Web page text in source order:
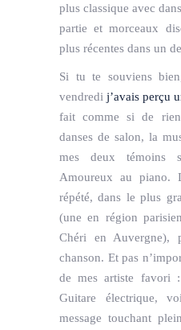
plus classique avec
partie et morceaux
plus récentes dans un
Si tu te souviens
vendredi j’avais perçu
fait comme si de
danses de salon, la
mes deux
Amoureux au piano.
répété, dans le plus
(une en région
Chéri en Auvergne),
chanson. Et pas
de mes artiste
Guitare électrique,
message touchant